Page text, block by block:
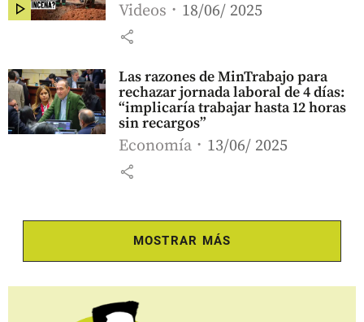
Videos 18/06/ 2025
share
Las razones de MinTrabajo para
rechazar jornada laboral de 4 días:
“implicaría trabajar hasta 12 horas
sin recargos”
Economía 13/06/ 2025
share
MOSTRAR MÁS